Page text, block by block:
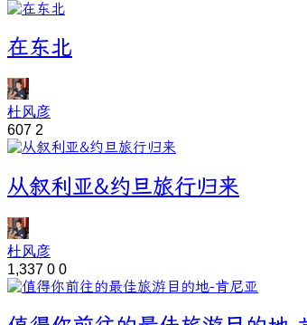
在东北
杜风彦
607 2
从叙利亚&约旦旅行归来
杜风彦
1,337 0 0